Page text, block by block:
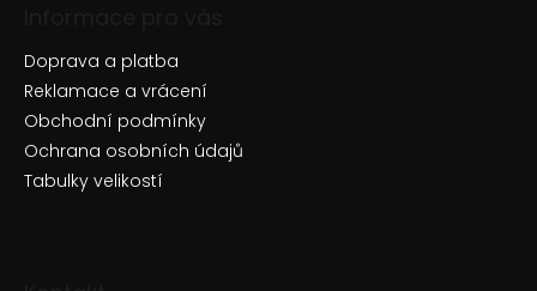
Doprava a platba
Reklamace a vrácení
Obchodní podmínky
Ochrana osobních údajů
Tabulky velikostí